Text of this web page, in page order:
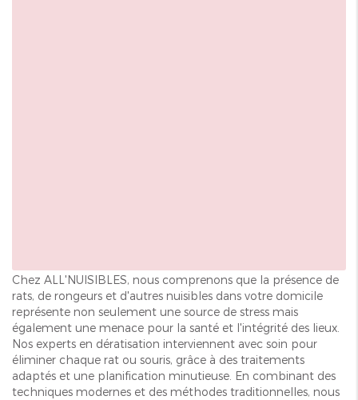
Chez ALL'NUISIBLES, nous comprenons que la présence de
rats, de rongeurs et d'autres nuisibles dans votre domicile
représente non seulement une source de stress mais
également une menace pour la santé et l'intégrité des lieux.
Nos experts en dératisation interviennent avec soin pour
éliminer chaque rat ou souris, grâce à des traitements
adaptés et une planification minutieuse. En combinant des
techniques modernes et des méthodes traditionnelles, nous